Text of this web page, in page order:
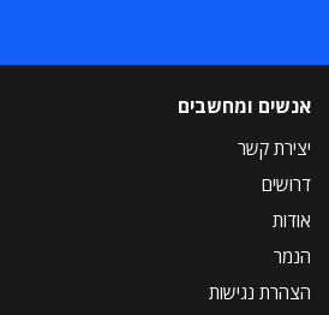
אנשים ומחשבים
יצירת קשר
דרושים
אודות
הנמר
הצהרת נגישות